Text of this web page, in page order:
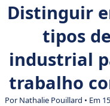
Distinguir
tipos
industrial
trabalho
Por Nathalie Pouillard • Em